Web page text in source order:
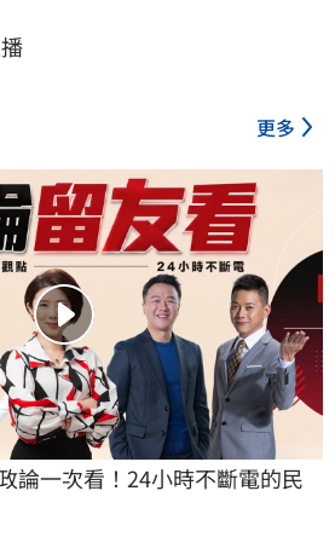
更多
論一次看！24小時不斷電的民